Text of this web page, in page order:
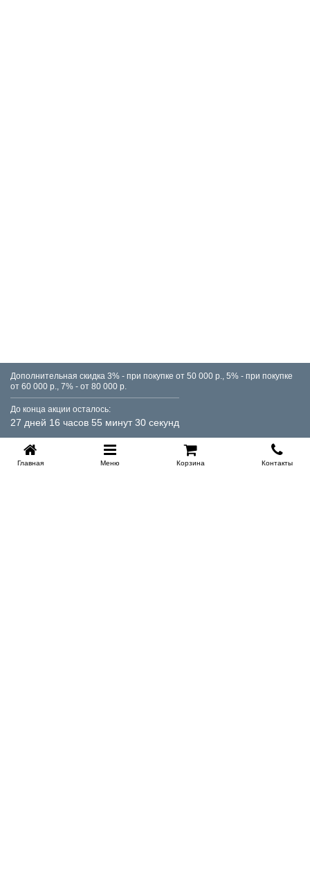
Главная Меню Корзина Контакты
Дополнительная скидка 3% - при покупке от 50 000 р., 5% - при покупке
от 60 000 р., 7% - от 80 000 р.
До конца акции осталось:
27 дней 16 часов 55 минут 30 секунд